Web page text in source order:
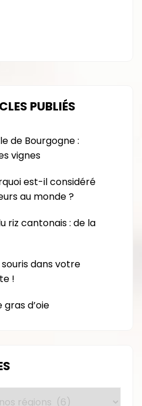
PUBLIÉS
de Bourgogne :
vignes
est-il considéré
au monde ?
riz cantonais : de la
dans votre
!
d’oie